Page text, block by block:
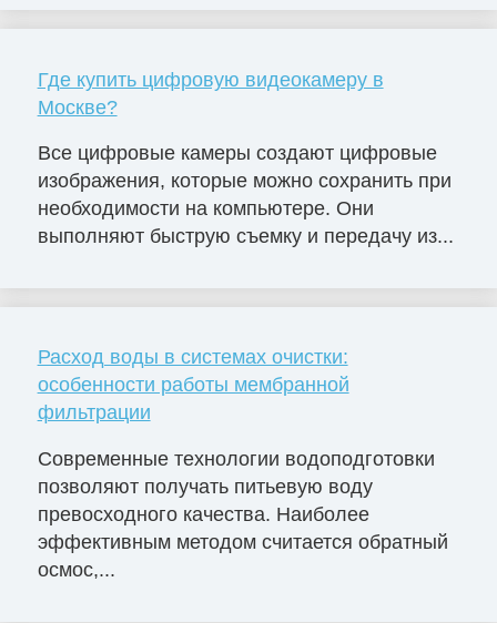
Где купить цифровую видеокамеру в
Москве?
Все цифровые камеры создают цифровые
изображения, которые можно сохранить при
необходимости на компьютере. Они
выполняют быструю съемку и передачу из...
Расход воды в системах очистки:
особенности работы мембранной
фильтрации
Современные технологии водоподготовки
позволяют получать питьевую воду
превосходного качества. Наиболее
эффективным методом считается обратный
осмос,...